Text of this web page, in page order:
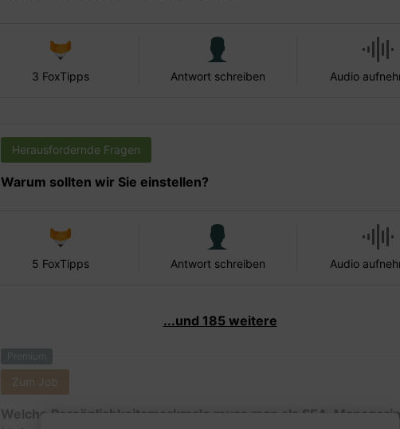
3 FoxTipps Antwort schreiben Audio
Herausfordernde Fragen
Warum sollten wir Sie einstellen?
5 FoxTipps Antwort schreiben Audio
...und 185 weitere
Premium
Zum Job
Welche Persönlichkeitsmerkmale muss man als SEA-